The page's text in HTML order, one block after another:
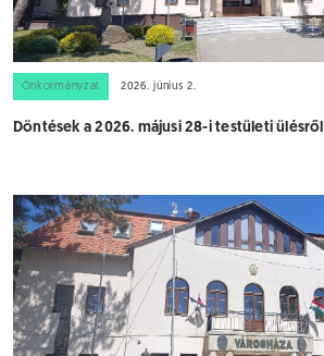
Önkormányzat 2026. június 2.
Döntések a 2026. májusi 28-i testületi ülésről